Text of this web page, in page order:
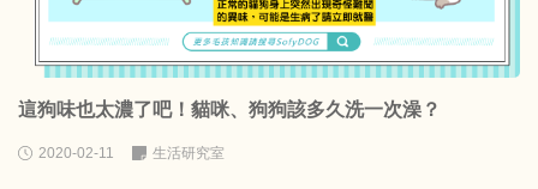
這狗味也太濃了吧！貓咪、狗狗該多久洗一次澡？
2020-02-11 生活研究室